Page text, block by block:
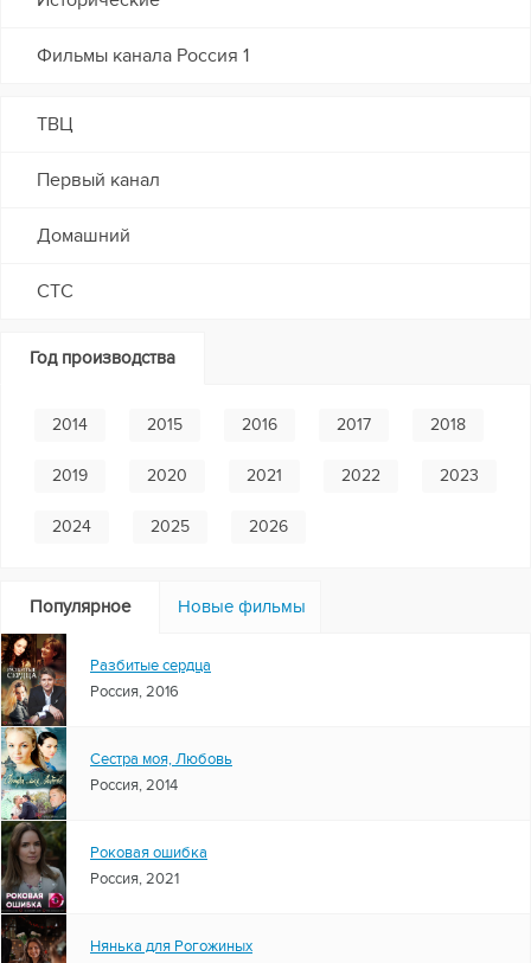
Фильмы канала Россия 1
ТВЦ
Первый канал
Домашний
СТС
Год производства
2014 2015 2016 2017 2018
2019 2020 2021 2022 2023
2024 2025 2026
Популярное Новые фильмы
Разбитые сердца
Россия, 2016
Сестра моя, Любовь
Россия, 2014
Роковая ошибка
Россия, 2021
Нянька для Рогожиных